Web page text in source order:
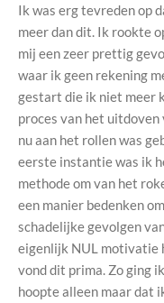
Ik was erg tevreden op
meer dan dit. Ik rookte
mij een zeer prettig
waar ik geen rekening
gestart die ik niet meer
proces van het
nu aan het rollen was
eerste instantie was ik
methode om van het
een manier bedenken
schadelijke gevolgen
eigenlijk NUL motivatie
vond dit prima. Zo ging
hoopte alleen maar dat